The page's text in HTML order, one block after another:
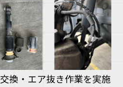
換・エア抜き作業を実施